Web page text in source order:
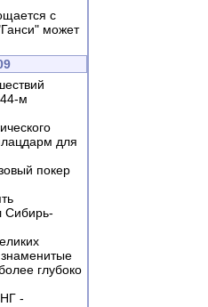
с
может
м
для
покер
Сибирь-
глубоко
-